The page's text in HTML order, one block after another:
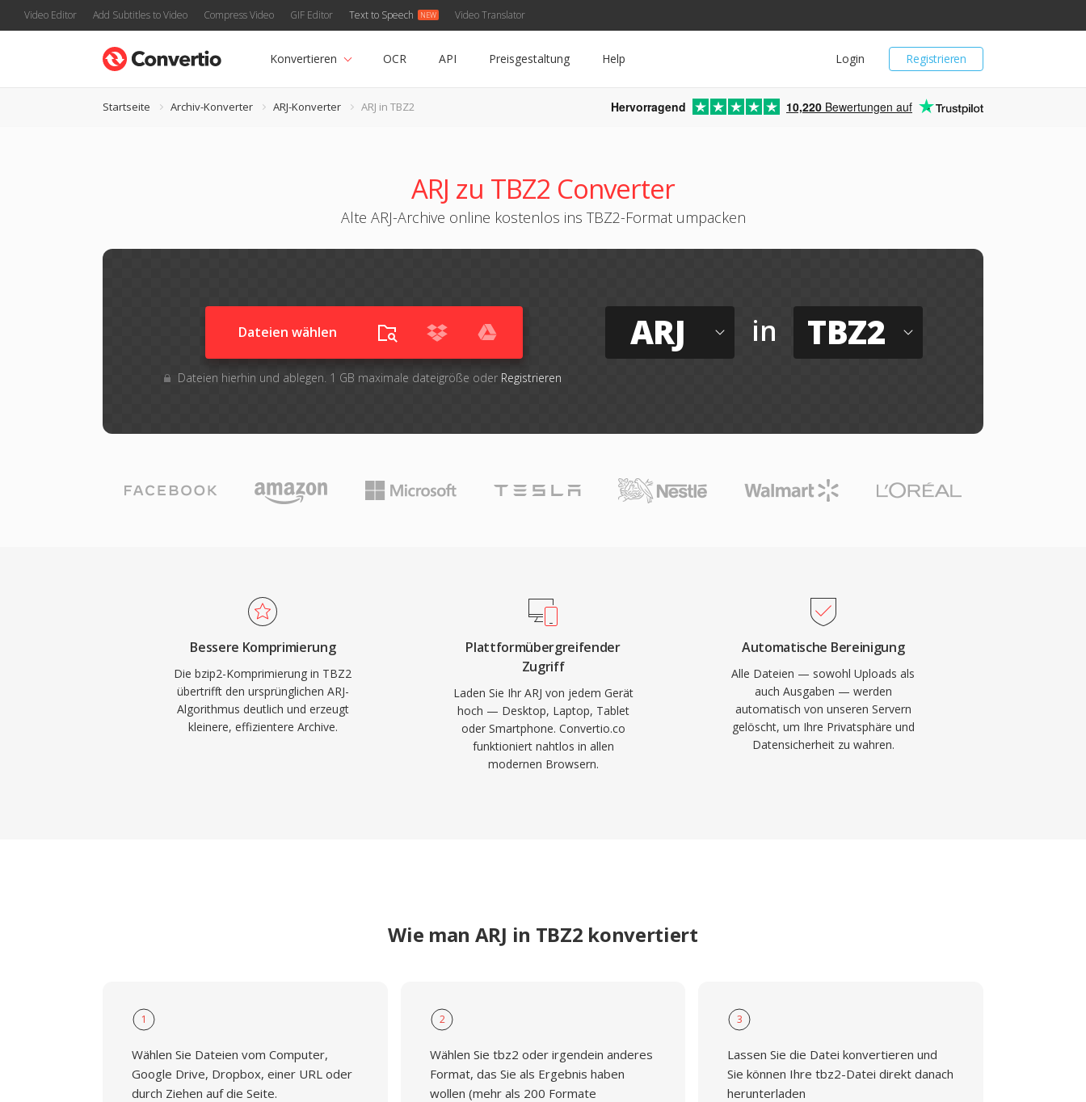
Video Editor Add Subtitles to Video Compress Video GIF Editor Text to Speech Video Translator
Registrieren
Login
Konvertieren OCR API Preisgestaltung Help
Startseite Archiv-Konverter ARJ-Konverter ARJ in TBZ2 Hervorragend 10,220 Bewertungen auf
ARJ zu TBZ2 Converter
Alte ARJ-Archive online kostenlos ins TBZ2-Format umpacken
Dateien wählen
Dateien hierhin und ablegen. 1 GB maximale dateigröße oder Registrieren
ARJ in TBZ2
Bessere Komprimierung
Die bzip2-Komprimierung in TBZ2
übertrifft den ursprünglichen ARJ-
Algorithmus deutlich und erzeugt
kleinere, effizientere Archive.
Plattformübergreifender
Zugriff
Laden Sie Ihr ARJ von jedem Gerät
hoch — Desktop, Laptop, Tablet
oder Smartphone. Convertio.co
funktioniert nahtlos in allen
modernen Browsern.
Automatische Bereinigung
Alle Dateien — sowohl Uploads als
auch Ausgaben — werden
automatisch von unseren Servern
gelöscht, um Ihre Privatsphäre und
Datensicherheit zu wahren.
Wie man ARJ in TBZ2 konvertiert
1
Wählen Sie Dateien vom Computer,
Google Drive, Dropbox, einer URL oder
durch Ziehen auf die Seite.
2
Wählen Sie tbz2 oder irgendein anderes
Format, das Sie als Ergebnis haben
wollen (mehr als 200 Formate
3
Lassen Sie die Datei konvertieren und
Sie können Ihre tbz2-Datei direkt danach
herunterladen